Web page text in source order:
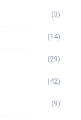
(3)
(14)
(29)
(42)
(9)